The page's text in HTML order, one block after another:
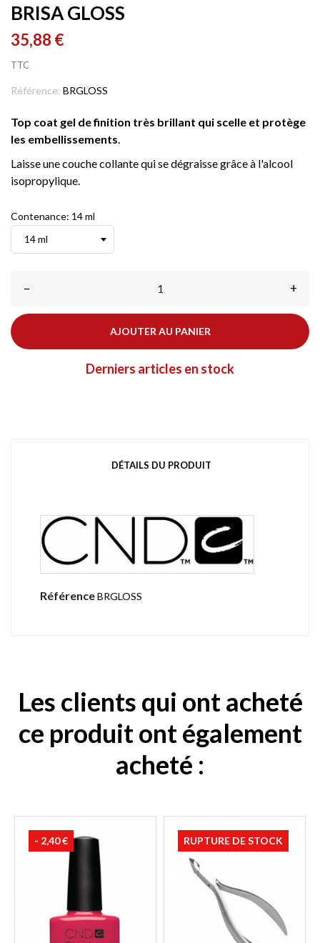
BRISA GLOSS
35,88 €
TTC
Référence: BRGLOSS
Top coat gel de finition très brillant qui scelle et protège
les embellissements
Laisse une couche collante qui se dégraisse grâce à l'alcool
isopropylique.
Contenance: 14 ml
– +
AJOUTER AU PANIER
Derniers articles en stock
DÉTAILS DU PRODUIT
RéférenceBRGLOSS
Les clients qui ont acheté
ce produit ont également
acheté :
- 2,40 € RUPTURE DE STOCK